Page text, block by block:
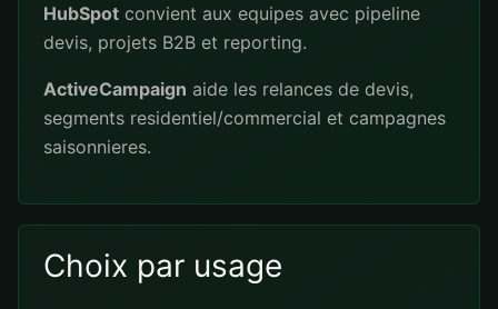
HubSpot convient aux equipes avec pipeline
devis, projets B2B et reporting.
ActiveCampaign aide les relances de devis,
segments residentiel/commercial et campagnes
saisonnieres.
Choix par usage